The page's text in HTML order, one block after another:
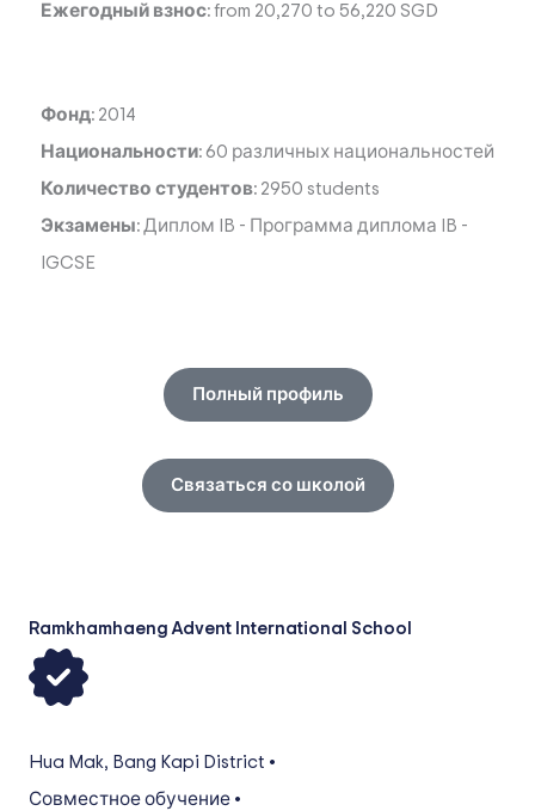
Ежегодный взнос: from 20,270 to 56,220 SGD
Фонд: 2014
Национальности: 60 различных национальностей
Количество студентов: 2950 students
Экзамены: Диплом IB - Программа диплома IB -
IGCSE
Полный профиль
Связаться со школой
Ramkhamhaeng Advent International School
Hua Mak, Bang Kapi District •
Совместное обучение •